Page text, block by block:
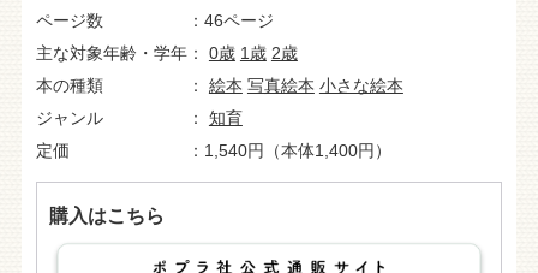
ページ数
46ページ
主な対象年齢・学年
0歳 1歳 2歳
本の種類
絵本 写真絵本 小さな絵本
ジャンル
知育
定価
1,540円（本体1,400円）
購入はこちら